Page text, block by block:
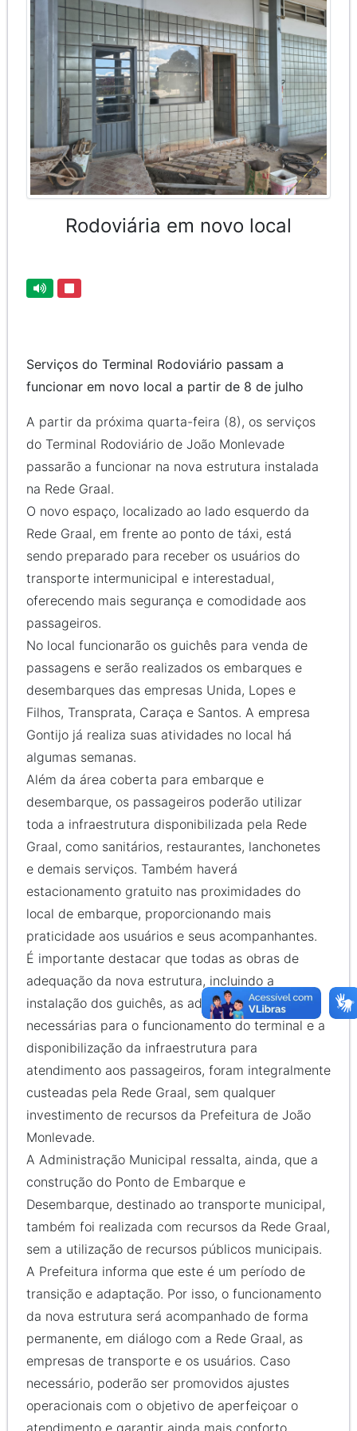
Rodoviária em novo local
Serviços do Terminal Rodoviário passam a
funcionar em novo local a partir de 8 de julho
A partir da próxima quarta-feira (8), os serviços
do Terminal Rodoviário de João Monlevade
passarão a funcionar na nova estrutura instalada
na Rede Graal.
O novo espaço, localizado ao lado esquerdo da
Rede Graal, em frente ao ponto de táxi, está
sendo preparado para receber os usuários do
transporte intermunicipal e interestadual,
oferecendo mais segurança e comodidade aos
passageiros.
No local funcionarão os guichês para venda de
passagens e serão realizados os embarques e
desembarques das empresas Unida, Lopes e
Filhos, Transprata, Caraça e Santos. A empresa
Gontijo já realiza suas atividades no local há
algumas semanas.
Além da área coberta para embarque e
desembarque, os passageiros poderão utilizar
toda a infraestrutura disponibilizada pela Rede
Graal, como sanitários, restaurantes, lanchonetes
e demais serviços. Também haverá
estacionamento gratuito nas proximidades do
local de embarque, proporcionando mais
praticidade aos usuários e seus acompanhantes.
É importante destacar que todas as obras de
adequação da nova estrutura, incluindo a
instalação dos guichês, as adaptações
necessárias para o funcionamento do terminal e a
disponibilização da infraestrutura para
atendimento aos passageiros, foram integralmente
custeadas pela Rede Graal, sem qualquer
investimento de recursos da Prefeitura de João
Monlevade.
A Administração Municipal ressalta, ainda, que a
construção do Ponto de Embarque e
Desembarque, destinado ao transporte municipal,
também foi realizada com recursos da Rede Graal,
sem a utilização de recursos públicos municipais.
A Prefeitura informa que este é um período de
transição e adaptação. Por isso, o funcionamento
da nova estrutura será acompanhado de forma
permanente, em diálogo com a Rede Graal, as
empresas de transporte e os usuários. Caso
necessário, poderão ser promovidos ajustes
operacionais com o objetivo de aperfeiçoar o
atendimento e garantir ainda mais conforto,